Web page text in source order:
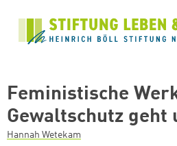
Feministische
Gewaltschutz geht
Hannah Wetekam